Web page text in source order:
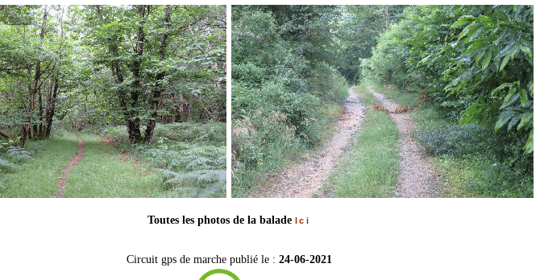
Toutes les photos de la baladeIci
Circuit gps de marche publié le : 24-06-2021